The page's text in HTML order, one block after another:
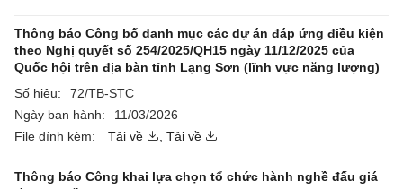
Thông báo Công bố danh mục các dự án đáp ứng điều kiện
theo Nghị quyết số 254/2025/QH15 ngày 11/12/2025 của
Quốc hội trên địa bàn tỉnh Lạng Sơn (lĩnh vực năng lượng)
Số hiệu:
72/TB-STC
Ngày ban hành:
11/03/2026
File đính kèm:
Tải về Tải về
Thông báo Công khai lựa chọn tổ chức hành nghề đấu giá